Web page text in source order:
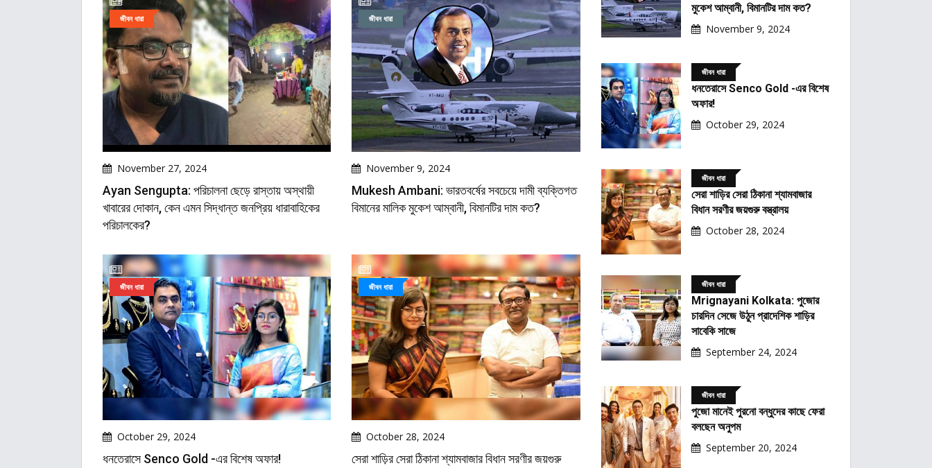
জীবন ধারা
November 27, 2024
Ayan Sengupta: পরিচালনা ছেড়ে রাস্তায় অস্থায়ী
খাবারের দোকান, কেন এমন সিদ্ধান্ত জনপ্রিয় ধারাবাহিকের
পরিচালকের?
জীবন ধারা
November 9, 2024
Mukesh Ambani: ভারতবর্ষের সবচেয়ে দামী ব্যক্তিগত
বিমানের মালিক মুকেশ আম্বানী, বিমানটির দাম কত?
জীবন ধারা
October 29, 2024
ধনতেরাসে Senco Gold -এর বিশেষ অফার!
জীবন ধারা
October 28, 2024
সেরা শাড়ির সেরা ঠিকানা শ্যামবাজার বিধান সরণীর জয়গুরু
মুকেশ আম্বানী, বিমানটির দাম কত?
November 9, 2024
জীবন ধারা
ধনতেরাসে Senco Gold -এর বিশেষ
অফার!
October 29, 2024
জীবন ধারা
সেরা শাড়ির সেরা ঠিকানা শ্যামবাজার
বিধান সরণীর জয়গুরু বস্ত্রালয়
October 28, 2024
জীবন ধারা
Mrignayani Kolkata: পুজোর
চারদিন সেজে উঠুন প্রাদেশিক শাড়ির
সাবেকি সাজে
September 24, 2024
জীবন ধারা
পুজো মানেই পুরনো বন্ধুদের কাছে ফেরা
বলছেন অনুপম
September 20, 2024